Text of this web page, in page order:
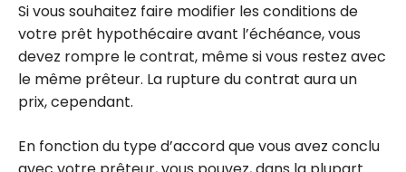
Si vous souhaitez faire modifier les conditions de
votre prêt hypothécaire avant l’échéance, vous
devez rompre le contrat, même si vous restez avec
le même prêteur. La rupture du contrat aura un
prix, cependant.
En fonction du type d’accord que vous avez conclu